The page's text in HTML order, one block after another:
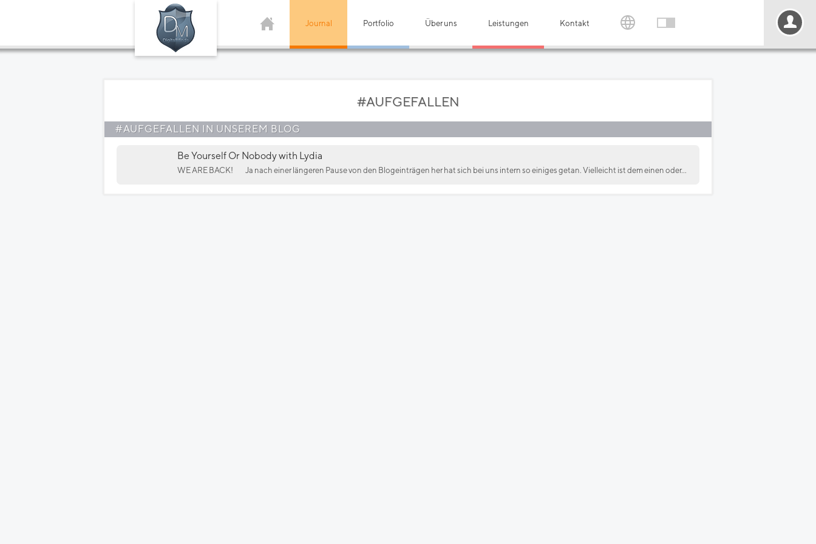
Journal Portfolio Über uns Leistungen Kontakt
#AUFGEFALLEN
#AUFGEFALLEN IN UNSEREM BLOG
Be Yourself Or Nobody with Lydia
WE ARE BACK! Ja nach einer längeren Pause von den Blogeinträgen her hat sich bei uns intern so einiges getan. Vielleicht ist dem einen oder...